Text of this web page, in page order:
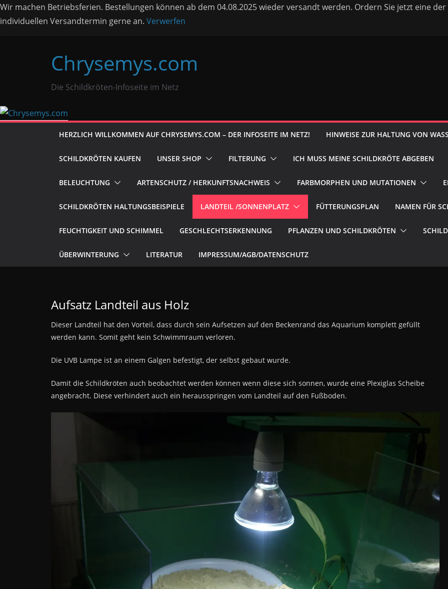
Wir machen Betriebsferien. Bestellungen können ab dem 04.08.2025 wieder versandt werden. Ordern Sie jetzt eine
individuellen Versandtermin gerne an. Verwerfen
Chrysemys.com
Die Schildkröten-Infoseite im Netz
HERZLICH WILLKOMMEN AUF CHRYSEMYS.COM – DER INFOSEITE IM NETZ! HINWEISE ZUR HALTUNG VON
SCHILDKRÖTEN KAUFEN UNSER SHOP FILTERUNG ICH MUSS MEINE SCHILDKRÖTE ABGEBEN
BELEUCHTUNG ARTENSCHUTZ / HERKUNFTSNACHWEIS FARBMORPHEN UND MUTATIONEN
SCHILDKRÖTEN HALTUNGSBEISPIELE LANDTEIL /SONNENPLATZ FÜTTERUNGSPLAN NAMEN FÜR
FEUCHTIGKEIT UND SCHIMMEL GESCHLECHTSERKENNUNG PFLANZEN UND SCHILDKRÖTEN
ÜBERWINTERUNG LITERATUR IMPRESSUM/AGB/DATENSCHUTZ
Aufsatz Landteil aus Holz
Dieser Landteil hat den Vorteil, dass durch sein Aufsetzen auf den Beckenrand das Aquarium komplett gefüllt
werden kann. Somit geht kein Schwimmraum verloren.
Die UVB Lampe ist an einem Galgen befestigt, der selbst gebaut wurde.
Damit die Schildkröten auch beobachtet werden können wenn diese sich sonnen, wurde eine Plexiglas Scheibe
angebracht. Diese verhindert auch ein herausspringen vom Landteil auf den Fußboden.